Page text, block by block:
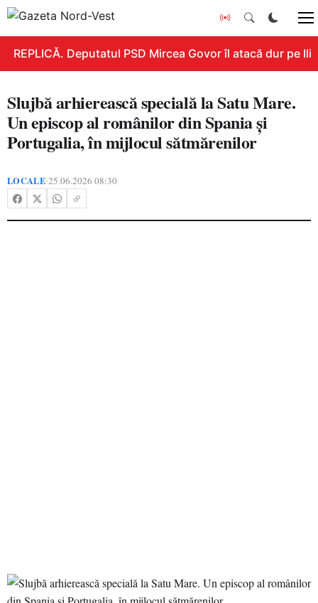
REPLICĂ. Deputatul PSD Mircea Govor îl atacă dur pe
Slujbă arhierească specială la Satu Mare.
Un episcop al românilor din Spania și
Portugalia, în mijlocul sătmărenilor
LOCALE•25.06.2026 08:30